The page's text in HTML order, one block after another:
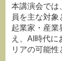
本講演会では
員を主な対象
起業家・産業
え、AI時代に
リアの可能性